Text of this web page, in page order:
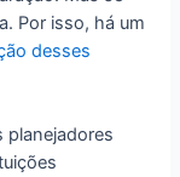
Por isso, há um
desses
planejadores